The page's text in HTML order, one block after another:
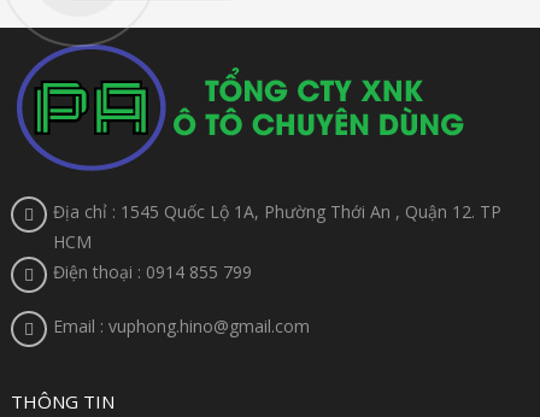
Địa chỉ : 1545 Quốc Lộ 1A, Phường Thới An , Quận 12. TP
HCM
Điện thoại : 0914 855 799
Email : vuphong.hino@gmail.com
THÔNG TIN